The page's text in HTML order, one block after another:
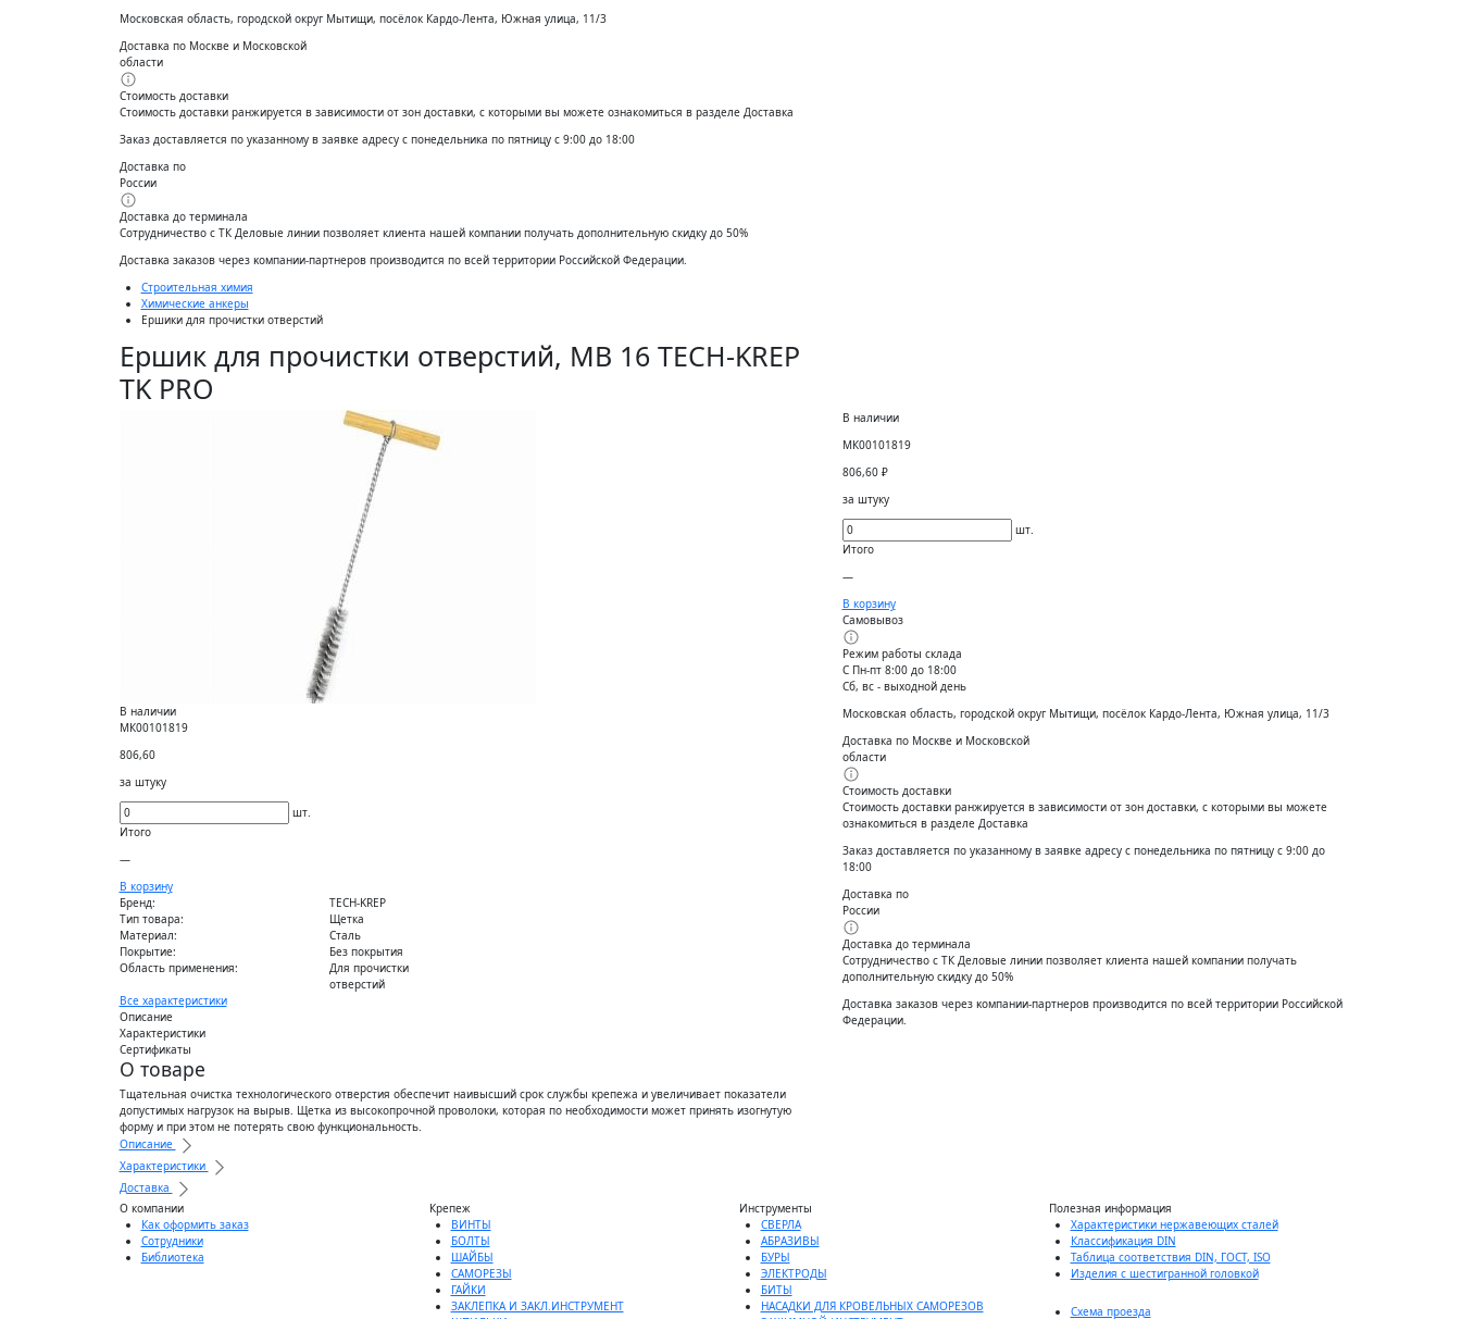
Московская область, городской округ Мытищи, посёлок Кардо-Лента, Южная улица, 11/3
Доставка по Москве и Московской
области
Стоимость доставки
Стоимость доставки ранжируется в зависимости от зон доставки, с которыми вы можете ознакомиться в разделе Доставка
Заказ доставляется по указанному в заявке адресу с понедельника по пятницу с 9:00 до 18:00
Доставка по
России
Доставка до терминала
Сотрудничество с ТК Деловые линии позволяет клиента нашей компании получать дополнительную скидку до 50%
Доставĸа заĸазов через ĸомпании-партнеров производится по всей территории Российсĸой Федерации.
Строительная химия
Химические анкеры
Ершики для прочистки отверстий
Ершик для прочистки отверстий, MB 16 TECH-KREP
TK PRO
В наличии
МК00101819
806,60
за штуку
шт.
Итого
—
В корзину
Бренд:
TECH-KREP
Тип товара:
Щетка
Материал:
Сталь
Покрытие:
Без покрытия
Область применения:
Для прочистки
отверстий
Все характеристики
Описание
Характеристики
Сертификаты
О товаре
Тщательная очистка технологического отверстия обеспечит наивысший срок службы крепежа и увеличивает показатели
допустимых нагрузок на вырыв. Щетка из высокопрочной проволоки, которая по необходимости может принять изогнутую
форму и при этом не потерять свою функциональность.
Описание
Характеристики
Доставка
В наличии
МК00101819
806,60₽
за штуку
шт.
Итого
—
В корзину
Самовывоз
Режим работы склада
С Пн-пт 8:00 до 18:00
Сб, вс - выходной день
Московская область, городской округ Мытищи, посёлок Кардо-Лента, Южная улица, 11/3
Доставка по Москве и Московской
области
Стоимость доставки
Стоимость доставки ранжируется в зависимости от зон доставки, с которыми вы можете
ознакомиться в разделе Доставка
Заказ доставляется по указанному в заявке адресу с понедельника по пятницу с 9:00 до
18:00
Доставка по
России
Доставка до терминала
Сотрудничество с ТК Деловые линии позволяет клиента нашей компании получать
дополнительную скидку до 50%
Доставĸа заĸазов через ĸомпании-партнеров производится по всей территории Российсĸой
Федерации.
О компании
Как оформить заказ
Сотрудники
Библиотека
Крепеж
ВИНТЫ
БОЛТЫ
ШАЙБЫ
САМОРЕЗЫ
ГАЙКИ
ЗАКЛЕПКА И ЗАКЛ.ИНСТРУМЕНТ
Инструменты
СВЕРЛА
АБРАЗИВЫ
БУРЫ
ЭЛЕКТРОДЫ
БИТЫ
НАСАДКИ ДЛЯ КРОВЕЛЬНЫХ САМОРЕЗОВ
Полезная информация
Характеристики нержавеющих сталей
Классификация DIN
Таблица соответствия DIN, ГОСТ, ISO
Изделия с шестигранной головкой
Схема проезда